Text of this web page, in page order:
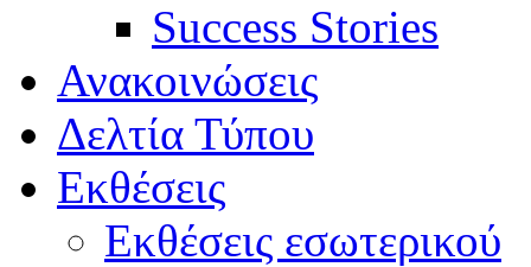
Success Stories
Ανακοινώσεις
Δελτία Τύπου
Εκθέσεις
Εκθέσεις εσωτερικού